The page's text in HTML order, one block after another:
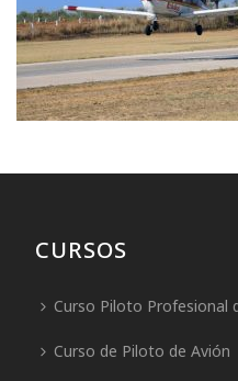
CURSOS
Curso Piloto Profesional
Curso de Piloto de Avión